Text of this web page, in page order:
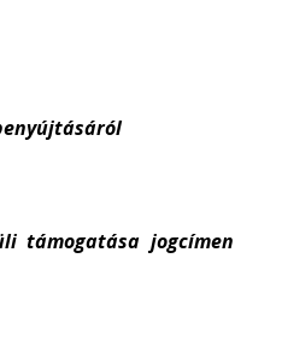
támogatása jogcímen